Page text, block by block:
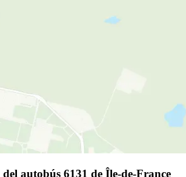
autobús 6131 de Île-de-France